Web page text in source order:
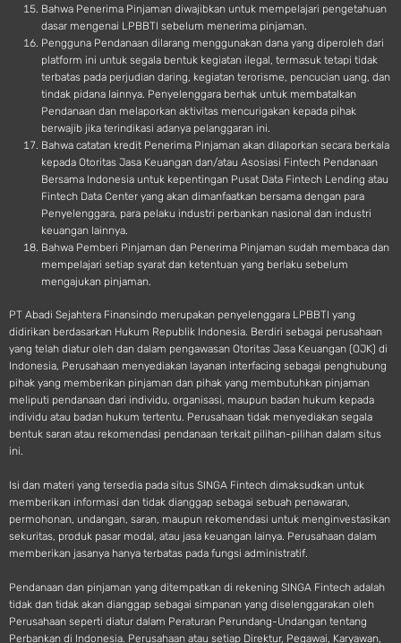
Bahwa Penerima Pinjaman diwajibkan untuk mempelajari pengetahuan
dasar mengenai LPBBTI sebelum menerima pinjaman.
Pengguna Pendanaan dilarang menggunakan dana yang diperoleh dari
platform ini untuk segala bentuk kegiatan ilegal, termasuk tetapi tidak
terbatas pada perjudian daring, kegiatan terorisme, pencucian uang, dan
tindak pidana lainnya. Penyelenggara berhak untuk membatalkan
Pendanaan dan melaporkan aktivitas mencurigakan kepada pihak
berwajib jika terindikasi adanya pelanggaran ini.
Bahwa catatan kredit Penerima Pinjaman akan dilaporkan secara berkala
kepada Otoritas Jasa Keuangan dan/atau Asosiasi Fintech Pendanaan
Bersama Indonesia untuk kepentingan Pusat Data Fintech Lending atau
Fintech Data Center yang akan dimanfaatkan bersama dengan para
Penyelenggara, para pelaku industri perbankan nasional dan industri
keuangan lainnya.
Bahwa Pemberi Pinjaman dan Penerima Pinjaman sudah membaca dan
mempelajari setiap syarat dan ketentuan yang berlaku sebelum
mengajukan pinjaman.
PT Abadi Sejahtera Finansindo merupakan penyelenggara LPBBTI yang
didirikan berdasarkan Hukum Republik Indonesia. Berdiri sebagai perusahaan
yang telah diatur oleh dan dalam pengawasan Otoritas Jasa Keuangan (OJK) di
Indonesia, Perusahaan menyediakan layanan interfacing sebagai penghubung
pihak yang memberikan pinjaman dan pihak yang membutuhkan pinjaman
meliputi pendanaan dari individu, organisasi, maupun badan hukum kepada
individu atau badan hukum tertentu. Perusahaan tidak menyediakan segala
bentuk saran atau rekomendasi pendanaan terkait pilihan-pilihan dalam situs
ini.
Isi dan materi yang tersedia pada situs SINGA Fintech dimaksudkan untuk
memberikan informasi dan tidak dianggap sebagai sebuah penawaran,
permohonan, undangan, saran, maupun rekomendasi untuk menginvestasikan
sekuritas, produk pasar modal, atau jasa keuangan lainya. Perusahaan dalam
memberikan jasanya hanya terbatas pada fungsi administratif.
Pendanaan dan pinjaman yang ditempatkan di rekening SINGA Fintech adalah
tidak dan tidak akan dianggap sebagai simpanan yang diselenggarakan oleh
Perusahaan seperti diatur dalam Peraturan Perundang-Undangan tentang
Perbankan di Indonesia. Perusahaan atau setiap Direktur, Pegawai, Karyawan,